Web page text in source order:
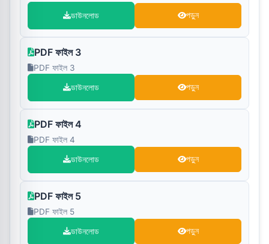
ডাউনলোড পড়ুন
PDF ফাইল 3
PDF ফাইল 3
ডাউনলোড পড়ুন
PDF ফাইল 4
PDF ফাইল 4
ডাউনলোড পড়ুন
PDF ফাইল 5
PDF ফাইল 5
ডাউনলোড পড়ুন